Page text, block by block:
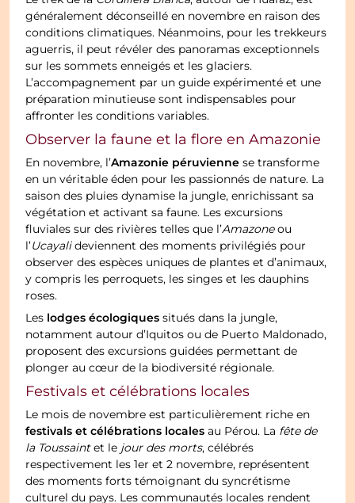
généralement déconseillé en novembre en raison des
conditions climatiques. Néanmoins, pour les trekkeurs
aguerris, il peut révéler des panoramas exceptionnels
sur les sommets enneigés et les glaciers.
L’accompagnement par un guide expérimenté et une
préparation minutieuse sont indispensables pour
affronter les conditions variables.
Observer la faune et la flore en Amazonie
En novembre, l’Amazonie péruvienne se transforme
en un véritable éden pour les passionnés de nature. La
saison des pluies dynamise la jungle, enrichissant sa
végétation et activant sa faune. Les excursions
fluviales sur des rivières telles que l’Amazoneou
l’Ucayalideviennent des moments privilégiés pour
observer des espèces uniques de plantes et d’animaux,
y compris les perroquets, les singes et les dauphins
roses.
Les lodges écologiques situés dans la jungle,
notamment autour d’Iquitos ou de Puerto Maldonado,
proposent des excursions guidées permettant de
plonger au cœur de la biodiversité régionale.
Festivals et célébrations locales
Le mois de novembre est particulièrement riche en
festivals et célébrations locales au Pérou. La fête de
la Toussaintet le jour des morts, célébrés
respectivement les 1er et 2 novembre, représentent
des moments forts témoignant du syncrétisme
culturel du pays. Les communautés locales rendent